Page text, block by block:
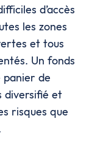
d’accès
les zones
et tous
Un fonds
panier de
diversifié et
risques que